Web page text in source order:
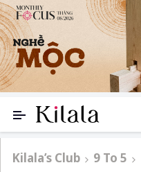
Kilala’s Club 9 To 5